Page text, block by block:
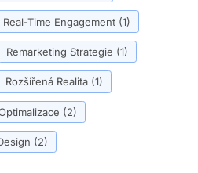
Real-Time Engagement (1)
Remarketing Strategie (1)
Rozšířená Realita (1)
(2)
(2)